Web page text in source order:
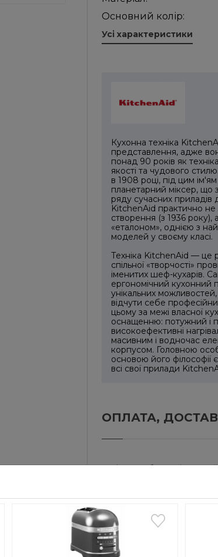
Основний колір:
Усі характеристики
Кухонна техніка
представлення, адже
понад 90 років як
якості та чудового
в 1908 році, під цим
планетарний міксер, що
ряду сучасних приладів
KitchenAid практично не
створення (з 1936 року),
«еталоном», однією з
моделей у своєму класі.
Техніка KitchenAid — це
спільної «творчості»
іменитих шеф-кухарів.
ергономічний кухонний
унікальних
відчути себе
цьому за межі власної
оснащенню: потужний і
високоефективні
масивним і водночас
корпусом. Головною
основою його філософії є
всі свої прилади
ОПЛАТА,
Готівкою,
Вартість доставки
Безкоштовна доставка
Способи доставки: